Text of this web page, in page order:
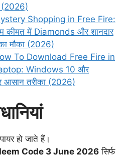
(2026)
Shopping in Free Fire:
कीमत में Diamonds और शानदार
मौका (2026)
To Download Free Fire in
Windows 10 और
तरीका (2026)
हो जाते हैं।
Code 3 June 2026 सिर्फ